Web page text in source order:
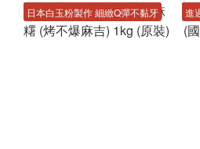
日本白玉粉製作 細緻Q彈不黏牙 進